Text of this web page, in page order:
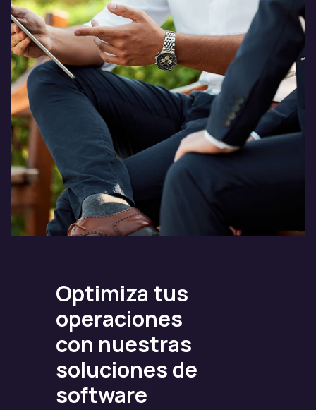
Optimiza tus
operaciones
con nuestras
soluciones de
software